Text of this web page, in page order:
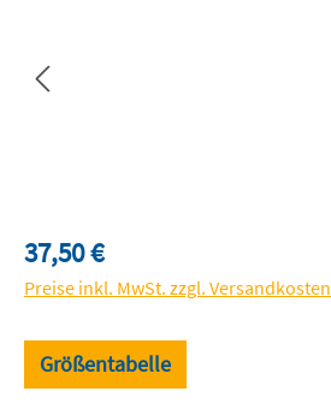
Regulärer Preis:
37,50 €
Preise inkl. MwSt. zzgl. Versandkosten
Größentabelle